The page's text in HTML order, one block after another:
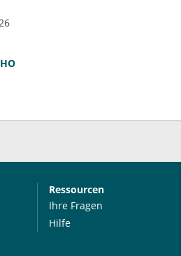
Ressourcen
Ihre Fragen
Hilfe